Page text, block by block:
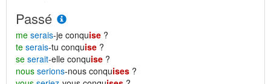
Passé
me serais-je conquise ?
te serais-tu conquise ?
se serait-elle conquise ?
nous serions-nous conquises ?